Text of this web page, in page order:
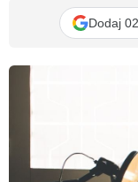
Dodaj